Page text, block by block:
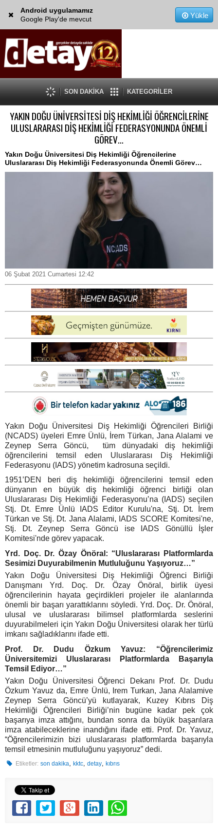
Android uygulamamız
Google Play'de mevcut
Yükle
SON DAKİKA KATEGORİLER
YAKIN DOĞU ÜNİVERSİTESİ DİŞ HEKİMLİĞİ ÖĞRENCİLERİNE
ULUSLARARASI DİŞ HEKİMLİĞİ FEDERASYONUNDA ÖNEMLİ
GÖREV…
Yakın Doğu Üniversitesi Diş Hekimliği Öğrencilerine
Uluslararası Diş Hekimliği Federasyonunda Önemli Görev…
06 Şubat 2021 Cumartesi 12:42
Yakın Doğu Üniversitesi Diş Hekimliği Öğrencileri Birliği
(NCADS) üyeleri Emre Ünlü, İrem Türkan, Jana Alalami ve
Zeynep Serra Göncü, tüm dünyadaki diş hekimliği
öğrencilerini temsil eden Uluslararası Diş Hekimliği
Federasyonu (IADS) yönetim kadrosuna seçildi.
1951’DEN beri diş hekimliği öğrencilerini temsil eden
dünyanın en büyük diş hekimliği öğrenci birliği olan
Uluslararası Diş Hekimliği Federasyonu’na (IADS) seçilen
Stj. Dt. Emre Ünlü IADS Editor Kurulu'na, Stj. Dt. İrem
Türkan ve Stj. Dt. Jana Alalami, IADS SCORE Komitesi'ne,
Stj. Dt. Zeynep Serra Göncü ise IADS Gönüllü İşler
Komitesi'nde görev yapacak.
Yrd. Doç. Dr. Özay Önöral: “Uluslararası Platformlarda
Sesimizi Duyurabilmenin Mutluluğunu Yaşıyoruz…”
Yakın Doğu Üniversitesi Diş Hekimliği Öğrenci Birliği
Danışmanı Yrd. Doç. Dr. Özay Önöral, birlik üyesi
öğrencilerinin hayata geçirdikleri projeler ile alanlarında
önemli bir başarı yarattıklarını söyledi. Yrd. Doç. Dr. Önöral,
ulusal ve uluslararası bilimsel platformlarda seslerini
duyurabilmeleri için Yakın Doğu Üniversitesi olarak her türlü
imkanı sağladıklarını ifade etti.
Prof. Dr. Dudu Özkum Yavuz: “Öğrencilerimiz
Üniversitemizi Uluslararası Platformlarda Başarıyla
Temsil Ediyor…”
Yakın Doğu Üniversitesi Öğrenci Dekanı Prof. Dr. Dudu
Özkum Yavuz da, Emre Ünlü, Irem Turkan, Jana Alalamive
Zeynep Serra Göncü’yü kutlayarak, Kuzey Kıbrıs Diş
Hekimliği Öğrencileri Birliği’nin bugüne kadar pek çok
başarıya imza attığını, bundan sonra da büyük başarılara
imza atabileceklerine inandığını ifade etti. Prof. Dr. Yavuz,
“Öğrencilerimizin bizi uluslararası platformlarda başarıyla
temsil etmesinin mutluluğunu yaşıyoruz” dedi.
Etiketler: son dakika ,kktc ,detay ,kıbrıs